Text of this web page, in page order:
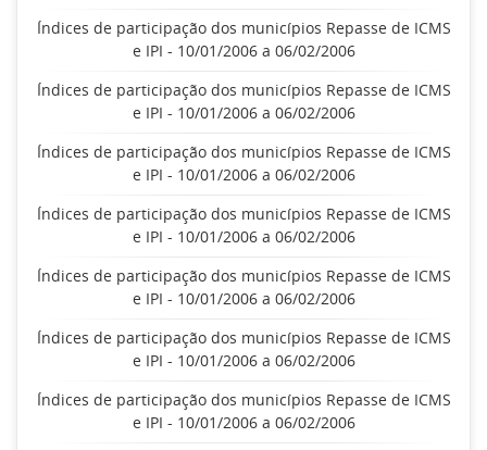
Índices de participação dos municípios Repasse de ICMS
e IPI - 10/01/2006 a 06/02/2006
Índices de participação dos municípios Repasse de ICMS
e IPI - 10/01/2006 a 06/02/2006
Índices de participação dos municípios Repasse de ICMS
e IPI - 10/01/2006 a 06/02/2006
Índices de participação dos municípios Repasse de ICMS
e IPI - 10/01/2006 a 06/02/2006
Índices de participação dos municípios Repasse de ICMS
e IPI - 10/01/2006 a 06/02/2006
Índices de participação dos municípios Repasse de ICMS
e IPI - 10/01/2006 a 06/02/2006
Índices de participação dos municípios Repasse de ICMS
e IPI - 10/01/2006 a 06/02/2006